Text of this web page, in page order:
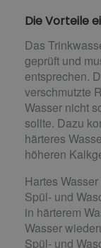
Die Vorteile
Das
geprüft und
entsprechen.
verschmutzte
Wasser nicht
sollte. Dazu
härteres
höheren
Hartes
Spül- und
in härterem
Wasser
Spül- und